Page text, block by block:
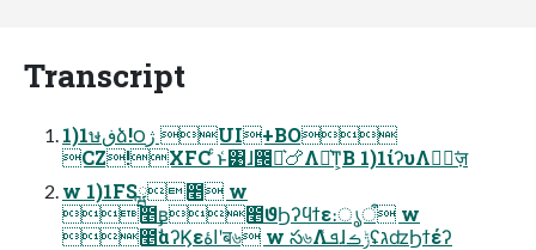
Transcript
1)1ษڧձ!౦ژ UI+BO
CZ!XFC ͨͱ͑͹ɺ౜༲͛🍗Λ༲͛ͳ͕Β 1)1ίʔυΛॻٕ͘ज़
w 1)1FSྺ೥ w
೥ʙ೥ϑϦʔϥϯε։ൃऀ w
೥ࣗࣾαʔϏεاۀʹब৬ w స৬ΛܦͯɺݱࡏʢגʣϦϯέʔ